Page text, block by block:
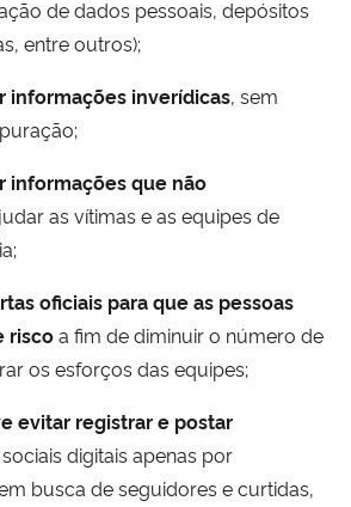
de dados pessoais, depósitos
entre outros);
informações inverídicas, sem
informações que não
as vítimas e as equipes de
oficiais para que as pessoas
riscoa fim de diminuir o número de
os esforços das equipes;
evitar registrar e postar
digitais apenas por
busca de seguidores e curtidas,